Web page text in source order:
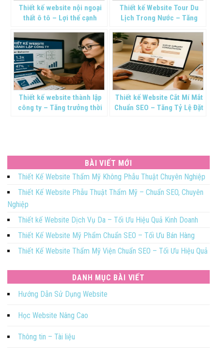
Thiết kế website nội ngoại
thất ô tô – Lợi thế cạnh
Thiết kế Website Tour Du
Lịch Trong Nước – Tăng
Thiết kế website thành lập
công ty – Tăng trưởng thời
Thiết kế Website Cắt Mí Mắt
Chuẩn SEO – Tăng Tỷ Lệ Đặt
BÀI VIẾT MỚI
Thiết Kế Website Thẩm Mỹ Không Phẫu Thuật Chuyên Nghiệp
Thiết Kế Website Phẫu Thuật Thẩm Mỹ – Chuẩn SEO, Chuyên
Nghiệp
Thiết kế Website Dịch Vụ Da – Tối Ưu Hiệu Quả Kinh Doanh
Thiết Kế Website Mỹ Phẩm Chuẩn SEO – Tối Ưu Bán Hàng
Thiết Kế Website Thẩm Mỹ Viện Chuẩn SEO – Tối Ưu Hiệu Quả
DANH MỤC BÀI VIẾT
Hướng Dẫn Sử Dụng Website
Học Website Nâng Cao
Thông tin – Tài liệu